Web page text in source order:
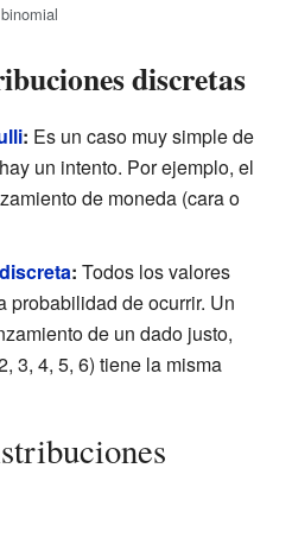
discretas
: Es un caso muy simple de
un intento. Por ejemplo, el
de moneda (cara o
: Todos los valores
probabilidad de ocurrir. Un
de un dado justo,
3, 4, 5, 6) tiene la misma